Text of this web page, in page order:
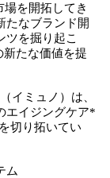
を開拓してき
たなブランド開
ツを掘り起こ
たな価値を提
イミュノ）は、
エイジングケア*
切り拓いてい
ム